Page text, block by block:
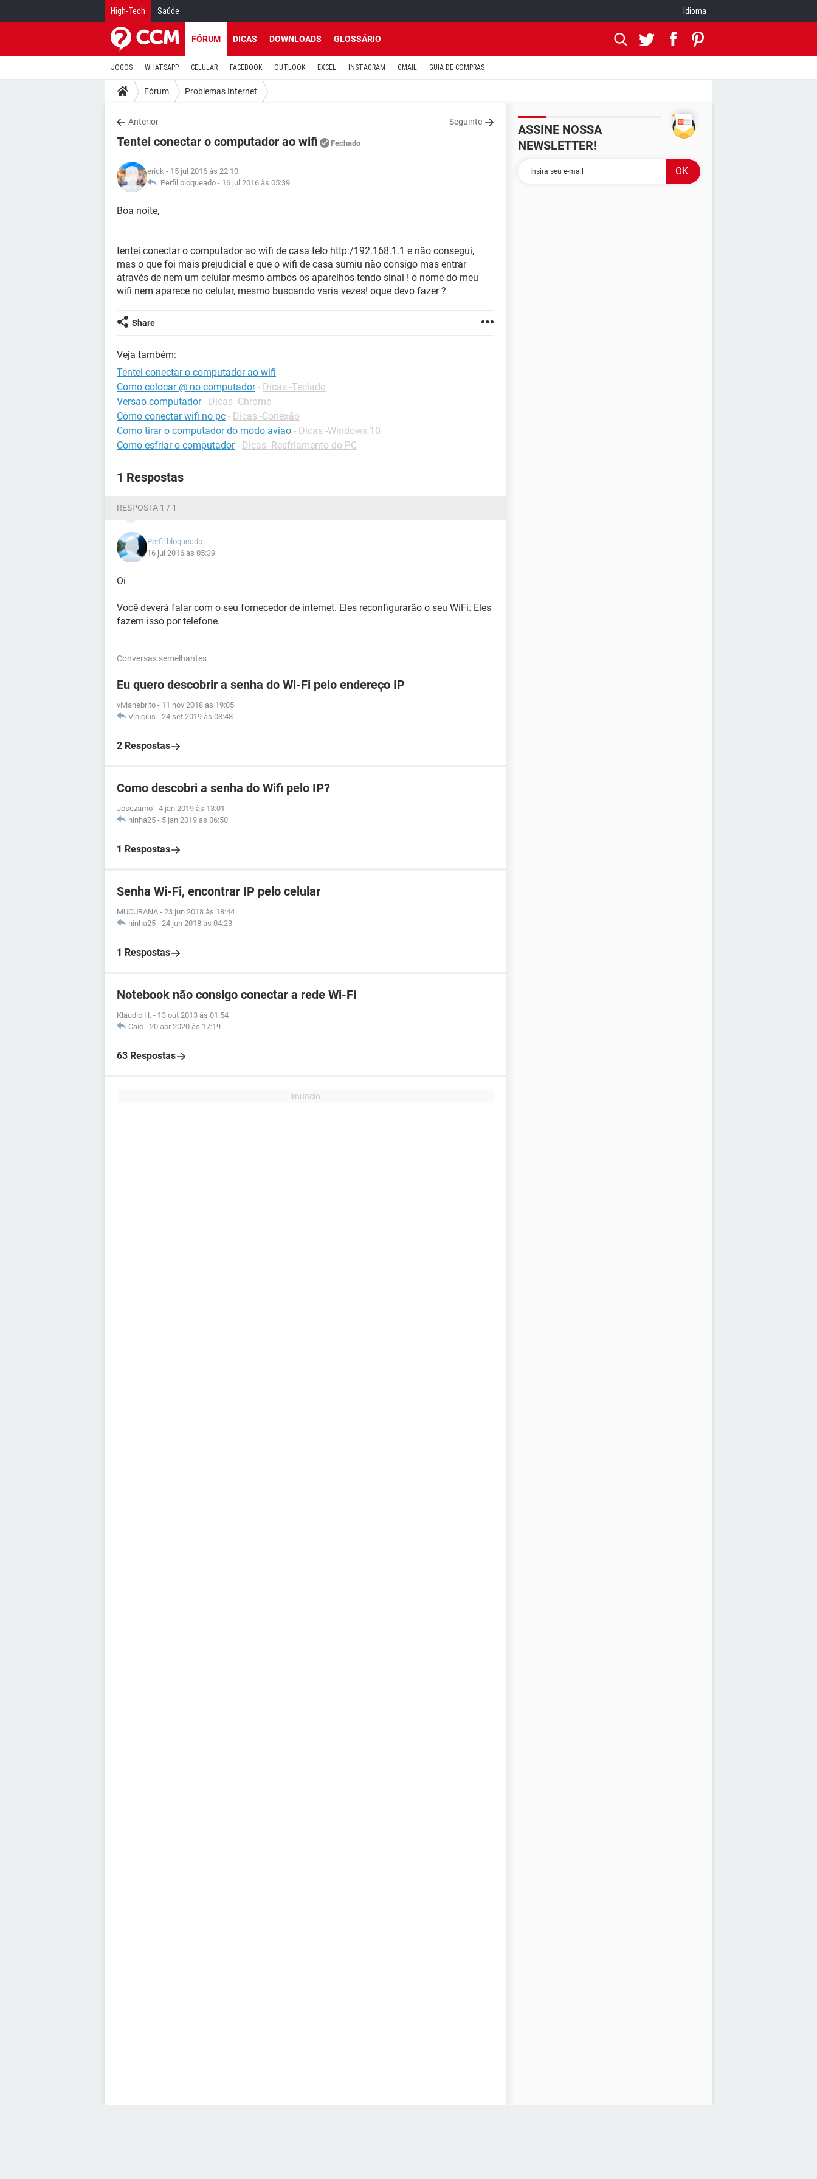
High-Tech Saúde Idioma
FÓRUM DICAS DOWNLOADS GLOSSÁRIO
JOGOS WHATSAPP CELULAR FACEBOOK OUTLOOK EXCEL INSTAGRAM GMAIL GUIA DE COMPRAS
Fórum Problemas Internet
Anterior Seguinte
Tentei conectar o computador ao wifi Fechado
erick - 15 jul 2016 às 22:10
Perfil bloqueado - 16 jul 2016 às 05:39
Boa noite,
tentei conectar o computador ao wifi de casa telo http:/192.168.1.1 e não consegui,
mas o que foi mais prejudicial e que o wifi de casa sumiu não consigo mas entrar
através de nem um celular mesmo ambos os aparelhos tendo sinal ! o nome do meu
wifi nem aparece no celular, mesmo buscando varia vezes! oque devo fazer ?
Share
Veja também:
Tentei conectar o computador ao wifi
Como colocar @ no computador - Dicas -Teclado
Versao computador - Dicas -Chrome
Como conectar wifi no pc - Dicas -Conexão
Como tirar o computador do modo aviao - Dicas -Windows 10
Como esfriar o computador - Dicas -Resfriamento do PC
1 Respostas
RESPOSTA 1 / 1
Perfil bloqueado
16 jul 2016 às 05:39
Oi
Você deverá falar com o seu fornecedor de internet. Eles reconfigurarão o seu WiFi. Eles
fazem isso por telefone.
Conversas semelhantes
Eu quero descobrir a senha do Wi-Fi pelo endereço IP
vivianebrito - 11 nov 2018 às 19:05
Vinicius - 24 set 2019 às 08:48
2 Respostas
Como descobri a senha do Wifi pelo IP?
Josezamo - 4 jan 2019 às 13:01
ninha25 - 5 jan 2019 às 06:50
1 Respostas
Senha Wi-Fi, encontrar IP pelo celular
MUCURANA - 23 jun 2018 às 18:44
ninha25 - 24 jun 2018 às 04:23
1 Respostas
Notebook não consigo conectar a rede Wi-Fi
Klaudio H. - 13 out 2013 às 01:54
Caio - 20 abr 2020 às 17:19
63 Respostas
ASSINE NOSSA
NEWSLETTER!